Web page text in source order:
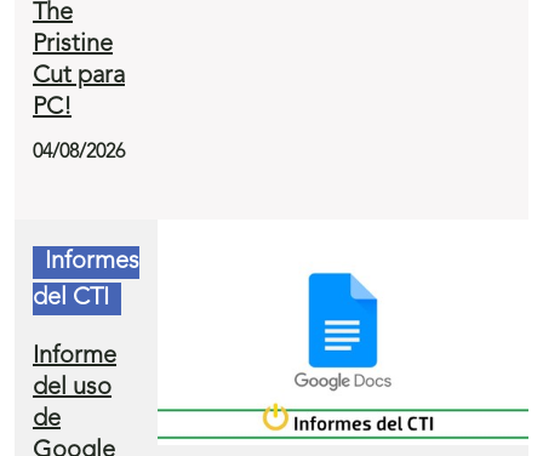
The
Pristine
Cut para
PC!
04/08/2026
Informes
del CTI
Informe
del uso
de